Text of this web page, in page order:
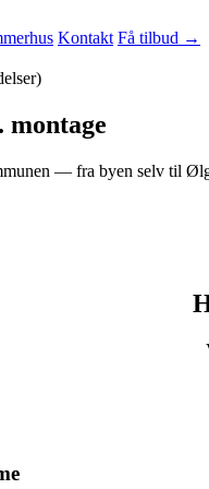
Kontakt Få tilbud →
montage
— fra byen selv til